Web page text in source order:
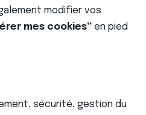
modifier vos
mes cookies” en pied
sécurité, gestion du